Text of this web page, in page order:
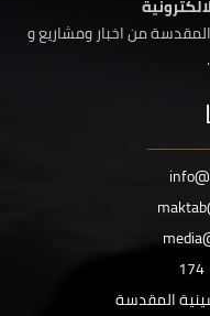
من اخبار ومشاريع و
174
المقدسة